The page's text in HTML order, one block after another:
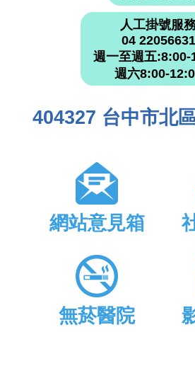
人工掛號服
04 22056631
週一至週五:8:00-
週六8:00-
404327 台中市北
網站意見箱
無菸醫院